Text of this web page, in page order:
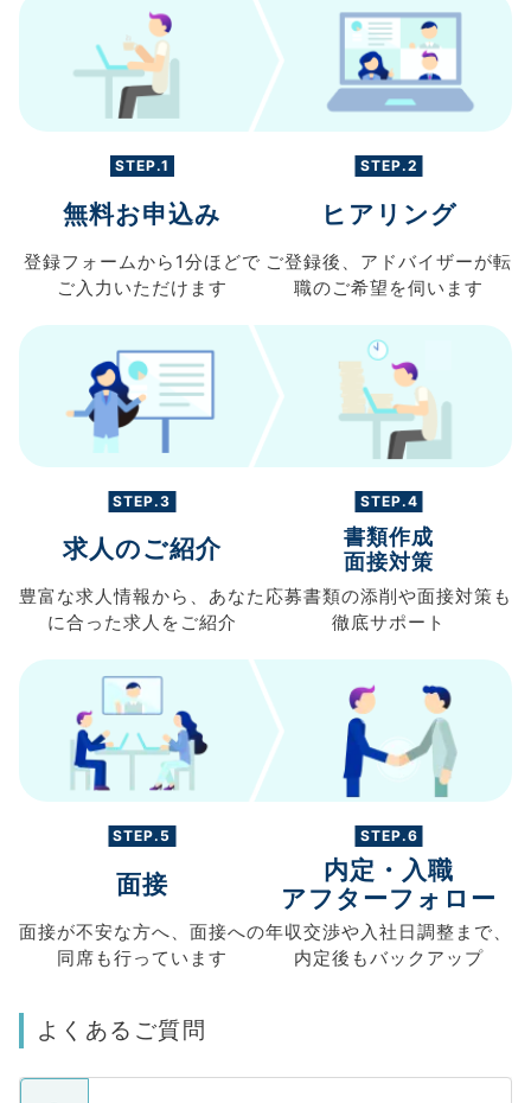
STEP.1
無料お申込み
登録フォームから 1分ほどで
ご入力 いただけます
STEP.2
ヒアリング
ご登録後、 アドバイザーが転
職のご希望を伺います
STEP.3
求人のご紹介
豊富な求人情報から、 あなた
に合った求人を ご紹介
STEP.4
書類作成
面接対策
応募書類の添削や面接対策も
徹底サポート
STEP.5
面接
面接が不安な方へ、 面接への
同席も行っています
STEP.6
内定・入職
アフターフォロー
年収交渉や入社日調整まで、
内定後もバックアップ
よくあるご質問